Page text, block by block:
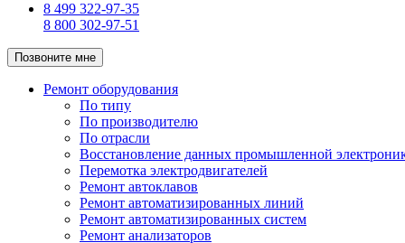
8 499 322-97-35
8 800 302-97-51
Позвоните мне
Ремонт оборудования
По типу
По производителю
По отрасли
Восстановление данных промышленной
Перемотка электродвигателей
Ремонт автоклавов
Ремонт автоматизированных линий
Ремонт автоматизированных систем
Ремонт анализаторов